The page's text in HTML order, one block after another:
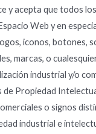
y acepta que todos
Web y en
iconos, botones,
marcas, o
industrial y/o
de Propiedad
o signos
industrial e